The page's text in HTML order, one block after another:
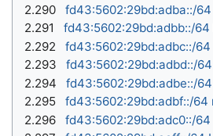
2.290
fd43:5602:29bd:adba::/64
2.291
fd43:5602:29bd:adbb::/64
2.292
fd43:5602:29bd:adbc::/
2.293
fd43:5602:29bd:adbd::/
2.294
fd43:5602:29bd:adbe::/
2.295
fd43:5602:29bd:adbf::/64
2.296
fd43:5602:29bd:adc0::/64